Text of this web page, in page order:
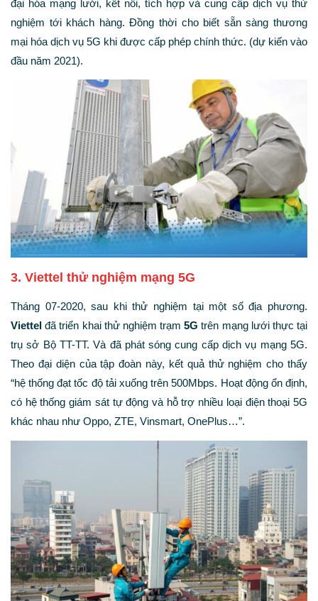
đại hóa mạng lưới, kết nối, tích hợp và cung cấp dịch vụ thử
nghiệm tới khách hàng. Đồng thời cho biết sẵn sàng thương
mại hóa dịch vụ 5G khi được cấp phép chính thức. (dự kiến vào
đầu năm 2021).
3. Viettel thử nghiệm mạng 5G
Tháng 07-2020, sau khi thử nghiệm tại một số địa phương.
Viettel đã triển khai thử nghiệm trạm5G trên mạng lưới thực tại
trụ sở Bộ TT-TT. Và đã phát sóng cung cấp dịch vụ mạng 5G.
Theo đại diện của tập đoàn này, kết quả thử nghiệm cho thấy
“hệ thống đạt tốc độ tải xuống trên 500Mbps. Hoạt động ổn định,
có hệ thống giám sát tự động và hỗ trợ nhiều loại điện thoại 5G
khác nhau như Oppo, ZTE, Vinsmart, OnePlus…”.